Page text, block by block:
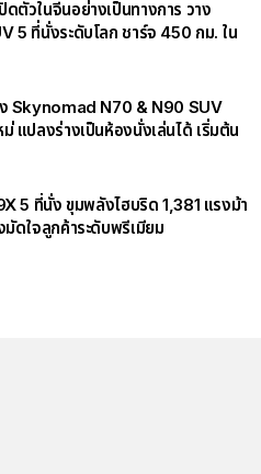
ดตัวในจีนอย่างเป็นทางการ วาง
5 ที่นั่งระดับโลก ชาร์จ 450 กม. ใน
Skynomad N70 & N90 SUV
แปลงร่างเป็นห้องนั่งเล่นได้ เริ่มต้น
5 ที่นั่ง ขุมพลังไฮบริด 1,381 แรงม้า
มัดใจลูกค้าระดับพรีเมียม